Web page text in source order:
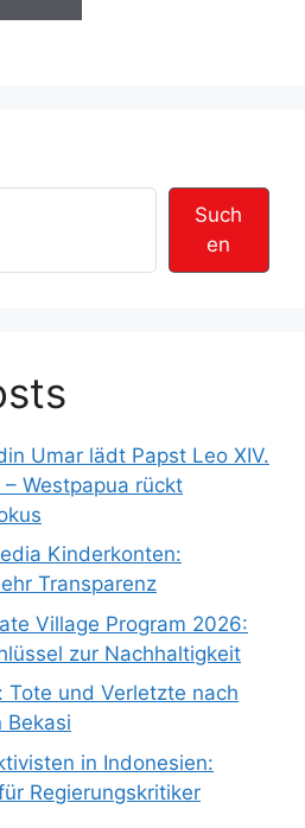
Such
en
Umar lädt Papst Leo XIV.
Westpapua rückt
Kinderkonten:
Transparenz
Village Program 2026:
zur Nachhaltigkeit
Tote und Verletzte nach
Bekasi
in Indonesien:
Regierungskritiker